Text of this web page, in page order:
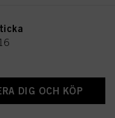
DIG OCH KÖP